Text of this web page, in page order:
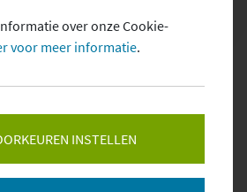
EEN AFSPRAAK
over onze Cookie-
voor meer informatie.
INSTELLEN